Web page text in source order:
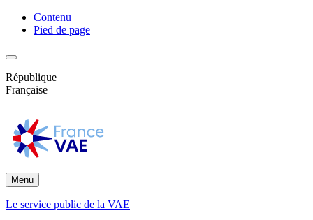
Contenu
Pied de page
République
Française
Menu
Le service public de la VAE